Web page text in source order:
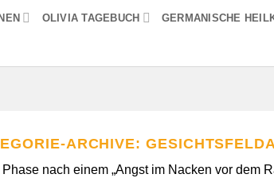
OLIVIA TAGEBUCH GERMANISCHE
ARCHIVE:
nach einem „Angst im Nacken vor dem